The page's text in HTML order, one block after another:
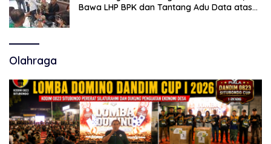
Bawa LHP BPK dan Tantang Adu Data atas
Olahraga